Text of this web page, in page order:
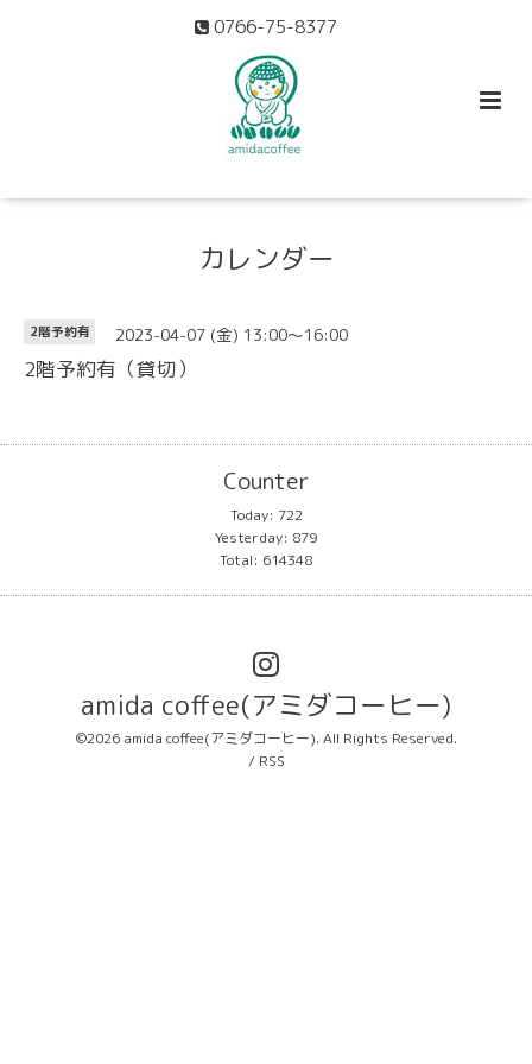
0766-75-8377
カレンダー
2階予約有 2023-04-07 (金) 13:00～16:00
2階予約有（貸切）
Counter
Today: 722
Yesterday: 879
Total: 614348
amida coffee(アミダコーヒー)
©2026 amida coffee(アミダコーヒー). All Rights Reserved.
/ RSS